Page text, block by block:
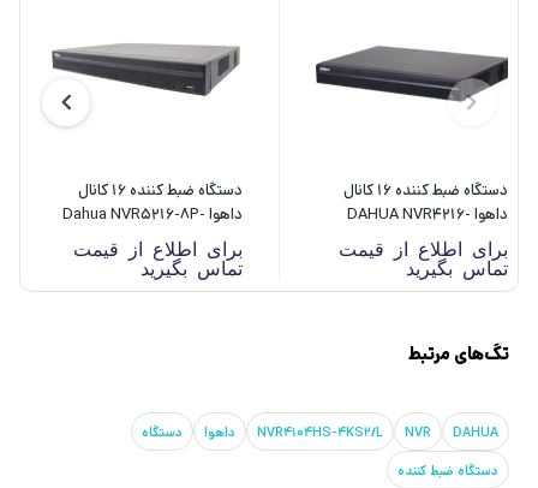
دستگاه ضبط کننده 16 کانال
داهوا DAHUA NVR4216-
4KS2/L
برای اطلاع از قیمت
تماس بگیرید
دستگاه ضبط کننده 16 کانال
داهوا Dahua NVR5216-8P-
4KS2
برای اطلاع از قیمت
تماس بگیرید
تگ‌های مرتبط
DAHUA
NVR
NVR4104HS-4KS2/L داهوا
دستگاه
دستگاه ضبط کننده